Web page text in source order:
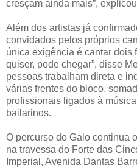
cresçam ainda mais”,
Além dos artistas já
convidados pelos próprios
única exigência é cantar dois
quiser, pode chegar”, disse
pessoas trabalham direta e
várias frentes do bloco,
profissionais ligados à
bailarinos.
O percurso do Galo continua
na travessa do Forte das
Imperial, Avenida Dantas